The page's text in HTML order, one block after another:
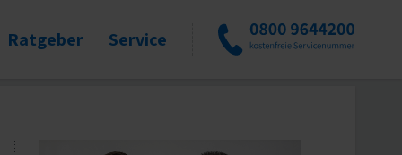
Ratgeber Service